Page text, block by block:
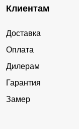
Клиентам
Доставка
Оплата
Дилерам
Гарантия
Замер